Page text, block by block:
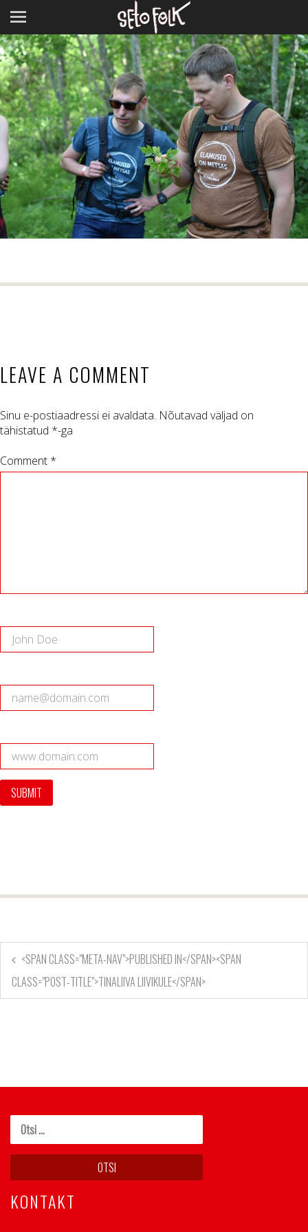
Next Image
LEAVE A COMMENT
Sinu e-postiaadressi ei avaldata. Nõutavad väljad on
tähistatud *-ga
Comment *
<SPAN CLASS="META-NAV">PUBLISHED IN</SPAN><SPAN
CLASS="POST-TITLE">TINALIIVA LIIVIKULE</SPAN>
KONTAKT